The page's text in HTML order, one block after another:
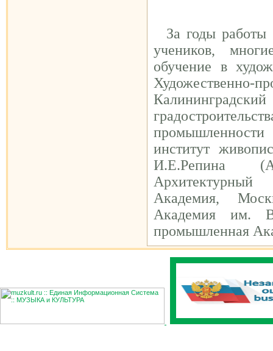
За годы работы
учеников,
обучение в
институт
И.Е.Репина
Академия,
Академия им.
промышленная